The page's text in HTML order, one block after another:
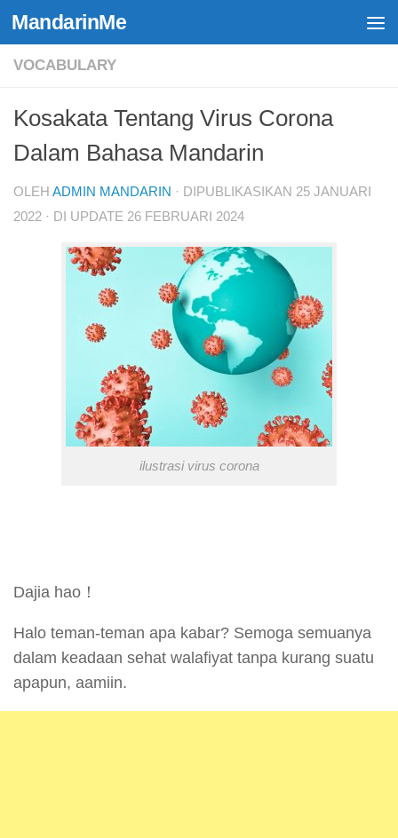
Skip to content
MandarinMe
VOCABULARY
Kosakata Tentang Virus Corona
Dalam Bahasa Mandarin
OLEH ADMIN MANDARIN · DIPUBLIKASIKAN 25 JANUARI
2022 · DI UPDATE 26 FEBRUARI 2024
ilustrasi virus corona
Dajia hao！
Halo teman-teman apa kabar? Semoga semuanya
dalam keadaan sehat walafiyat tanpa kurang suatu
apapun, aamiin.